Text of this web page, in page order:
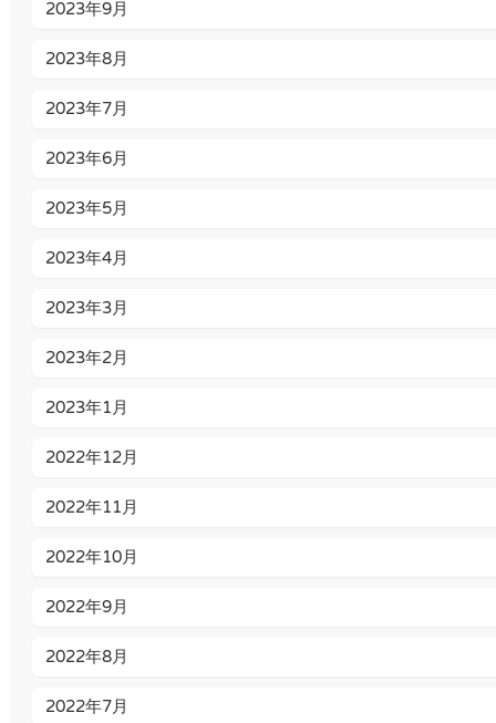
2023年9月
2023年8月
2023年7月
2023年6月
2023年5月
2023年4月
2023年3月
2023年2月
2023年1月
2022年12月
2022年11月
2022年10月
2022年9月
2022年8月
2022年7月